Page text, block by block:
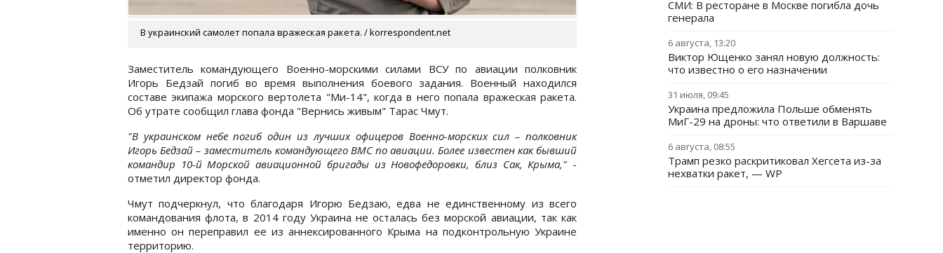
В украинский самолет попала вражеская ракета. / korrespondent.net
Заместитель командующего Военно-морскими силами ВСУ по авиации полковник
Игорь Бедзай погиб во время выполнения боевого задания. Военный находился
составе экипажа морского вертолета "Ми-14", когда в него попала вражеская ракета.
Об утрате сообщил глава фонда "Вернись живым" Тарас Чмут.
"В украинском небе погиб один из лучших офицеров Военно-морских сил – полковник
Игорь Бедзай – заместитель командующего ВМС по авиации. Более известен как бывший
командир 10-й Морской авиационной бригады из Новофедоровки, близ Сак, Крыма," -
отметил директор фонда.
Чмут подчеркнул, что благодаря Игорю Бедзаю, едва не единственному из всего
командования флота, в 2014 году Украина не осталась без морской авиации, так как
именно он переправил ее из аннексированного Крыма на подконтрольную Украине
территорию.
СМИ: В ресторане в Москве погибла дочь
генерала
6 августа, 13:20
Виктор Ющенко занял новую должность:
что известно о его назначении
31 июля, 09:45
Украина предложила Польше обменять
МиГ-29 на дроны: что ответили в Варшаве
6 августа, 08:55
Трамп резко раскритиковал Хегсета из-за
нехватки ракет, — WP